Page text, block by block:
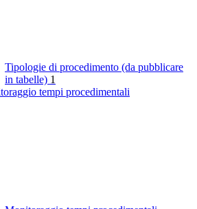
Tipologie di procedimento (da pubblicare
in tabelle) 1
tempi procedimentali